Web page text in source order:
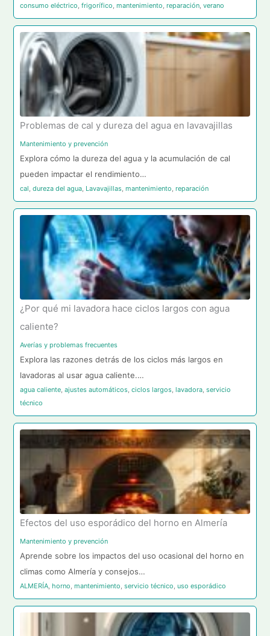
consumo eléctrico,frigorífico,mantenimiento,reparación,verano
Problemas de cal y dureza del agua en lavavajillas
Mantenimiento y prevención
Explora cómo la dureza del agua y la acumulación de cal
pueden impactar el rendimiento…
cal,dureza del agua, Lavavajillas,mantenimiento,reparación
¿Por qué mi lavadora hace ciclos largos con agua
caliente?
Averías y problemas frecuentes
Explora las razones detrás de los ciclos más largos en
lavadoras al usar agua caliente.…
agua caliente,ajustes automáticos,ciclos largos,lavadora,servicio
técnico
Efectos del uso esporádico del horno en Almería
Mantenimiento y prevención
Aprende sobre los impactos del uso ocasional del horno en
climas como Almería y consejos…
ALMERÍA,horno,mantenimiento,servicio técnico,uso esporádico